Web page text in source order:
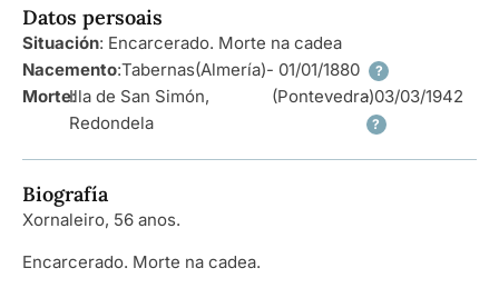
Datos persoais
Situación: Encarcerado. Morte na cadea
Nacemento:Tabernas(Almería)- 01/01/1880 ?
Morte:
Illa de San Simón,
Redondela
(Pontevedra)- 03/03/1942
?
Biografía
Xornaleiro, 56 anos.
Encarcerado. Morte na cadea.